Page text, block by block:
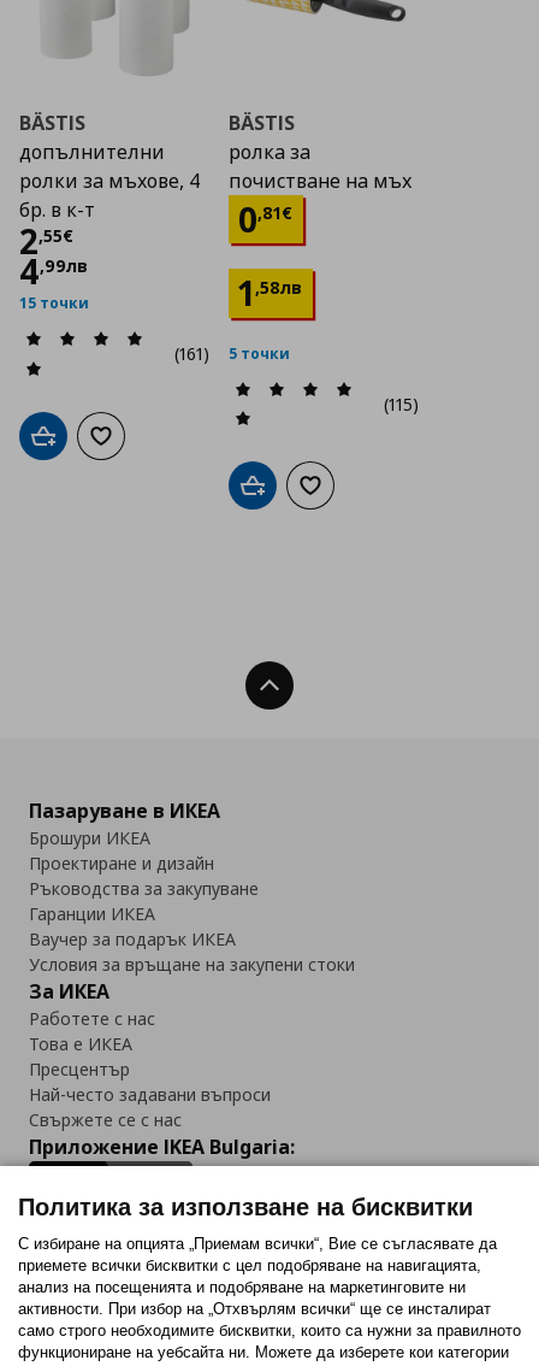
BÄSTIS
допълнителни
ролки за мъхове, 4
бр. в к-т
2,55€
Цена
4,99лв
15 точки
(161)
Добави в кошницата
Добави към списъка с любими
BÄSTIS
ролка за
почистване на мъх
0,81€
Цена
1,58лв
5 точки
(115)
Добави в кошницата
Добави към списъка с
Нагоре
Пазаруване в ИКЕА
Брошури ИКЕА
Проектиране и дизайн
Ръководства за закупуване
Гаранции ИКЕА
Ваучер за подарък ИКЕА
Условия за връщане на закупени стоки
За ИКЕА
Работете с нас
Това е ИКЕА
Пресцентър
Най-често задавани въпроси
Свържете се с нас
Приложение IKEA Bulgaria:
Последвайте ни:
FacebookTwitterYoutubePinterestInstagram
Политика за използване на бисквитки
С избиране на опцията „Приемам всички“, Вие се съгласявате да
приемете всички бисквитки с цел подобряване на навигацията,
анализ на посещенията и подобряване на маркетинговите ни
активности. При избор на „Отхвърлям всички“ ще се инсталират
само строго необходимитe бисквитки, които са нужни за правилното
функциониране на уебсайта ни. Можете да изберете кои категории